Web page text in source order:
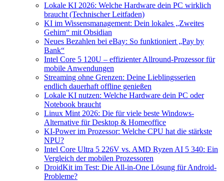
Lokale KI 2026: Welche Hardware dein PC wirklich
braucht (Technischer Leitfaden)
KI im Wissensmanagement: Dein lokales „Zweites
Gehirn“ mit Obsidian
Neues Bezahlen bei eBay: So funktioniert „Pay by
Bank“
Intel Core 5 120U – effizienter Allround-Prozessor für
mobile Anwendungen
Streaming ohne Grenzen: Deine Lieblingsserien
endlich dauerhaft offline genießen
Lokale KI nutzen: Welche Hardware dein PC oder
Notebook braucht
Linux Mint 2026: Die für viele beste Windows-
Alternative für Desktop & Homeoffice
KI-Power im Prozessor: Welche CPU hat die stärkste
NPU?
Intel Core Ultra 5 226V vs. AMD Ryzen AI 5 340: Ein
Vergleich der mobilen Prozessoren
DroidKit im Test: Die All-in-One Lösung für Android-
Probleme?